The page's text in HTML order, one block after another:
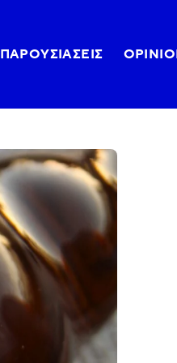
ΠΑΡΟΥΣΙΆΣΕΙΣ